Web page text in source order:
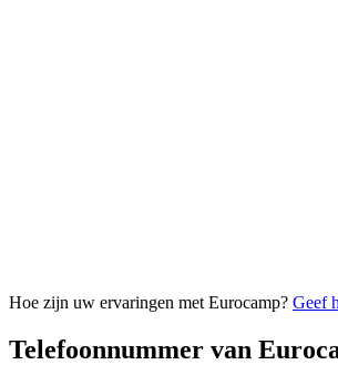
Hoe zijn uw ervaringen met Eurocamp? Geef
Telefoonnummer van